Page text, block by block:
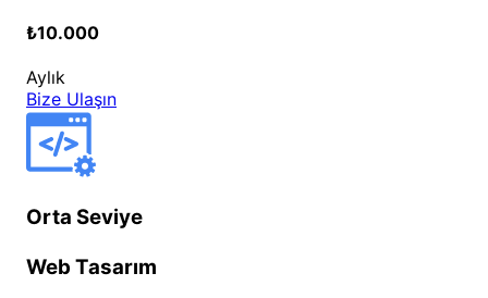
₺10.000
Aylık
Bize Ulaşın
Orta Seviye
Web Tasarım